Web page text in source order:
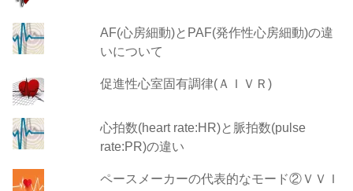
AF(心房細動)とPAF(発作性心房細動)の違
いについて
促進性心室固有調律(ＡＩＶＲ)
心拍数(heart rate:HR)と脈拍数(pulse
rate:PR)の違い
ペースメーカーの代表的なモード②ＶＶＩ